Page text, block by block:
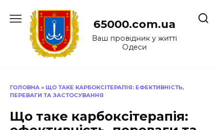
до
65000.com.ua
Ваш провідник у житті
Одеси
ГОЛОВНА » ЩО ТАКЕ КАРБОКСІТЕРАПІЯ: ЕФЕКТИВНІСТЬ,
ПЕРЕВАГИ ТА ЗАСТОСУВАННЯ
Що таке карбоксітерапія: